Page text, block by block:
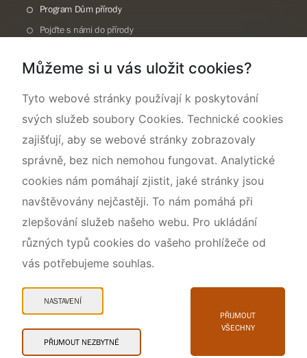
Program Dům přírody
Pojďte s námi do přírody
Rok CHKO pod záštitou České komise pro UNESCO
Snadné čtení
© 2026 AOPK ČR
Můžeme si u vás uložit cookies?
Tyto webové stránky používají k poskytování
svých služeb soubory Cookies. Technické cookies
zajišťují, aby se webové stránky zobrazovaly
správně, bez nich nemohou fungovat. Analytické
cookies nám pomáhají zjistit, jaké stránky jsou
navštěvovány nejčastěji. To nám pomáhá při
zlepšování služeb našeho webu. Pro ukládání
různých typů cookies do vašeho prohlížeče od
vás potřebujeme souhlas.
NASTAVENÍ
PŘIJMOUT NEZBYTNÉ
PŘIJMOUT
VŠECHNY